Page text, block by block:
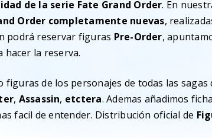
de la serie Fate Grand Order. En
Order completamente nuevas,
podrá reservar figuras Pre-Order,
hacer la reserva.
de los personajes de todas las sagas
, Assassin, etctera. Ademas añadimos
facil de entender. Distribución oficial de